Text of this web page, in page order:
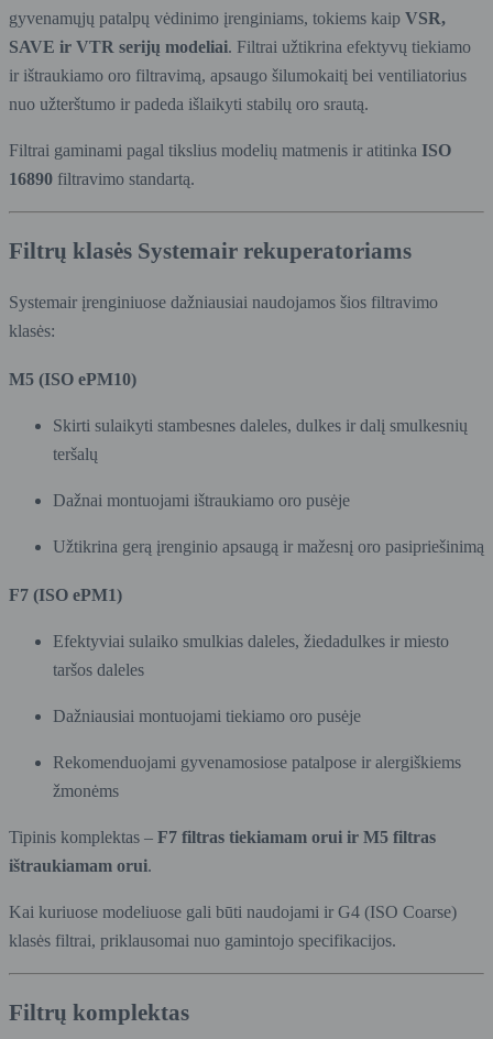
gyvenamųjų patalpų vėdinimo įrenginiams, tokiems kaip VSR,
SAVE ir VTR serijų modeliai. Filtrai užtikrina efektyvų tiekiamo
ir ištraukiamo oro filtravimą, apsaugo šilumokaitį bei ventiliatorius
nuo užterštumo ir padeda išlaikyti stabilų oro srautą.
Filtrai gaminami pagal tikslius modelių matmenis ir atitinka ISO
16890 filtravimo standartą.
Filtrų klasės Systemair rekuperatoriams
Systemair įrenginiuose dažniausiai naudojamos šios filtravimo
klasės:
M5 (ISO ePM10)
Skirti sulaikyti stambesnes daleles, dulkes ir dalį smulkesnių
teršalų
Dažnai montuojami ištraukiamo oro pusėje
Užtikrina gerą įrenginio apsaugą ir mažesnį oro pasipriešinimą
F7 (ISO ePM1)
Efektyviai sulaiko smulkias daleles, žiedadulkes ir miesto
taršos daleles
Dažniausiai montuojami tiekiamo oro pusėje
Rekomenduojami gyvenamosiose patalpose ir alergiškiems
žmonėms
Tipinis komplektas – F7 filtras tiekiamam orui ir M5 filtras
ištraukiamam orui.
Kai kuriuose modeliuose gali būti naudojami ir G4 (ISO Coarse)
klasės filtrai, priklausomai nuo gamintojo specifikacijos.
Filtrų komplektas